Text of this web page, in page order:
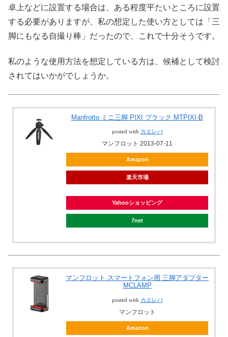
卓上などに設置する場合は、ある程度平たいところに設置
する必要がありますが、私の想定した使い方としては「三
脚にもなる自撮り棒」だったので、これで十分そうです。
私のような使用方法を想定している方は、候補として検討
されてはいかがでしょうか。
Manfrotto ミニ三脚 PIXI ブラック MTPIXI-B
posted with カエレバ
マンフロット 2013-07-11
Amazon
楽天市場
Yahooショッピング
7net
マンフロット スマートフォン用 三脚アダプター
MCLAMP
posted with カエレバ
マンフロット
Amazon